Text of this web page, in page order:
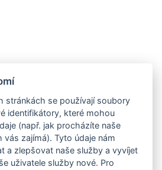
stránkách se používají soubory
identifikátory, které mohou
(např. jak procházíte naše
vás zajímá). Tyto údaje nám
a zlepšovat naše služby a vyvíjet
uživatele služby nové. Pro